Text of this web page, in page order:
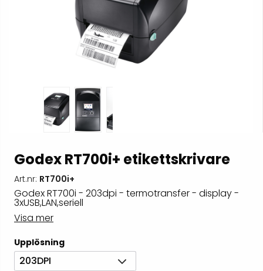
Godex RT700i+ etikettskrivare
Art.nr: RT700i+
Godex RT700i - 203dpi - termotransfer - display -
3xUSB,LAN,seriell
Visa mer
Upplösning
203DPI